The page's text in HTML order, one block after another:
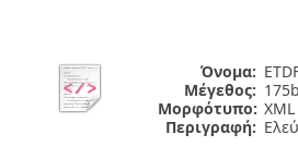
Όνομα:
Μέγεθος:
Μορφότυπο: XML
Περιγραφή: